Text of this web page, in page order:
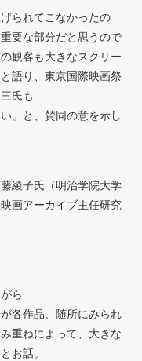
られてこなかったの
要な部分だと思うので
観客も大きなスクリー
語り、東京国際映画祭
氏も
」と、賛同の意を示し
綾子氏（明治学院大学
画アーカイブ主任研究
ら
各作品、随所にみられ
重ねによって、大きな
お話。